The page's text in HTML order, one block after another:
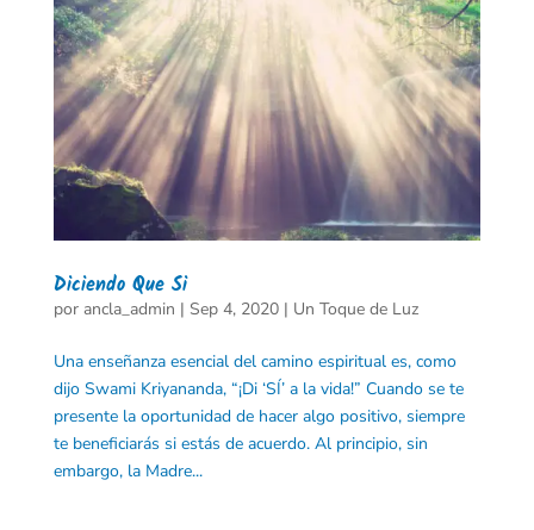
Diciendo Que Si
por ancla_admin | Sep 4, 2020| Un Toque de Luz
Una enseñanza esencial del camino espiritual es, como
dijo Swami Kriyananda, “¡Di ‘SÍ’ a la vida!” Cuando se te
presente la oportunidad de hacer algo positivo, siempre
te beneficiarás si estás de acuerdo. Al principio, sin
embargo, la Madre...